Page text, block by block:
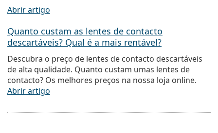
Abrir artigo
Quanto custam as lentes de contacto
descartáveis? Qual é a mais rentável?
Descubra o preço de lentes de contacto descartáveis
de alta qualidade. Quanto custam umas lentes de
contacto? Os melhores preços na nossa loja online.
Abrir artigo